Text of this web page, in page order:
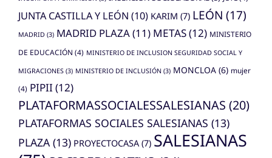
JUNTA CASTILLA Y LEÓN (10) KARIM (7) LEÓN (17)
MADRID (3) MADRID PLAZA(11) METAS(12) MINISTERIO
DE EDUCACIÓN (4) MINISTERIO DE INCLUSION SEGURIDAD SOCIAL Y
MIGRACIONES (3) MINISTERIO DE INCLUSIÓN (3) MONCLOA (6) mujer
(4) PIPII(12)
PLATAFORMASSOCIALESSALESIANAS (20)
PLATAFORMAS SOCIALES SALESIANAS (13)
PLAZA (13) PROYECTOCASA (7) SALESIANAS